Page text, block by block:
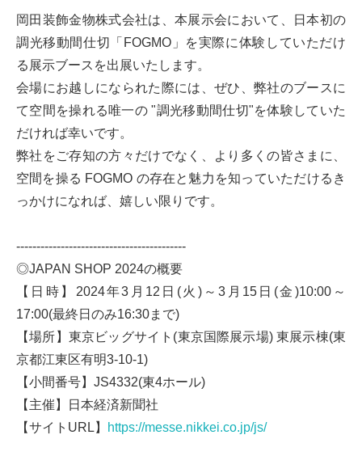
岡田装飾金物株式会社は、本展示会において、日本初の
調光移動間仕切「FOGMO」を実際に体験していただけ
る展示ブースを出展いたします。
会場にお越しになられた際には、ぜひ、弊社のブースに
て空間を操れる唯一の "調光移動間仕切"を体験していた
だければ幸いです。
弊社をご存知の方々だけでなく、より多くの皆さまに、
空間を操る FOGMO の存在と魅力を知っていただけるき
っかけになれば、嬉しい限りです。
------------------------------------------
◎JAPAN SHOP 2024の概要
【日時】2024年3月12日(火)～3月15日(金)10:00～
17:00(最終日のみ16:30まで)
【場所】東京ビッグサイト(東京国際展示場) 東展示棟(東
京都江東区有明3-10-1)
【小間番号】JS4332(東4ホール)
【主催】日本経済新聞社
【サイトURL】
https://messe.nikkei.co.jp/js/